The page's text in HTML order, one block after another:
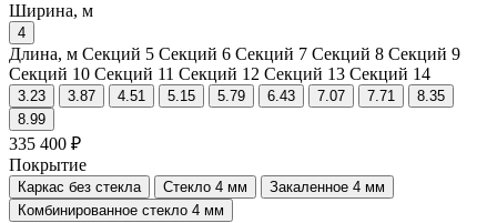
Ширина, м
4
Длина, м Секций 5 Секций 6 Секций 7 Секций 8 Секций 9
Секций 10 Секций 11 Секций 12 Секций 13 Секций 14
3.23 3.87 4.51 5.15 5.79 6.43 7.07 7.71
8.35
8.99
335 400 ₽
Покрытие
Каркас без стекла Стекло 4 мм
Закаленное 4 мм
Комбинированное стекло 4 мм